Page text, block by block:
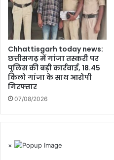
Chhattisgarh today news:
छत्तीसगढ़ में गांजा तस्करी पर
पुलिस की बड़ी कार्रवाई, 18.45
किलो गांजा के साथ आरोपी
गिरफ्तार
07/08/2026
×